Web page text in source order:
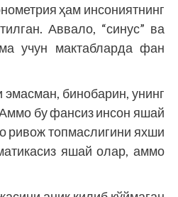
ҳам инсониятнинг
Аввало, “синус” ва
учун мактабларда фан
бинобарин, унинг
бу фансиз инсон яшай
ривож топмаслигини яхши
яшай олар, аммо